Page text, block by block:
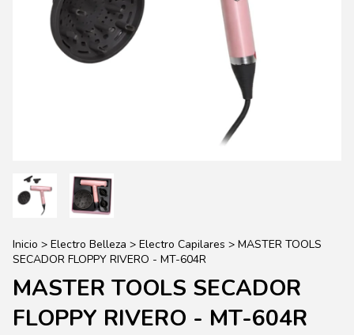
Inicio > Electro Belleza > Electro Capilares > MASTER TOOLS
SECADOR FLOPPY RIVERO - MT-604R
MASTER TOOLS SECADOR
FLOPPY RIVERO - MT-604R